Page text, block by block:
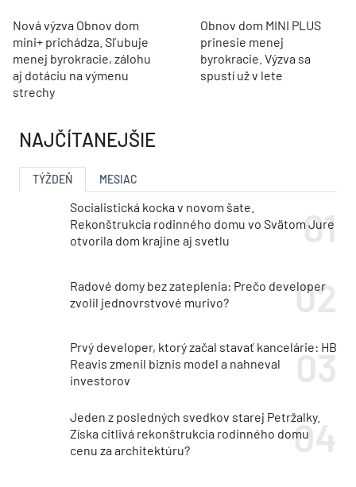
Nová výzva Obnov dom
mini+ prichádza. Sľubuje
menej byrokracie, zálohu
aj dotáciu na výmenu
strechy
Obnov dom MINI PLUS
prinesie menej
byrokracie. Výzva sa
spustí už v lete
NAJČÍTANEJŠIE
TÝŽDEŇ MESIAC
Socialistická kocka v novom šate.
Rekonštrukcia rodinného domu vo Svätom Jure
otvorila dom krajine aj svetlu
Radové domy bez zateplenia: Prečo developer
zvolil jednovrstvové murivo?
Prvý developer, ktorý začal stavať kancelárie: HB
Reavis zmenil biznis model a nahneval
investorov
Jeden z posledných svedkov starej Petržalky.
Získa citlivá rekonštrukcia rodinného domu
cenu za architektúru?